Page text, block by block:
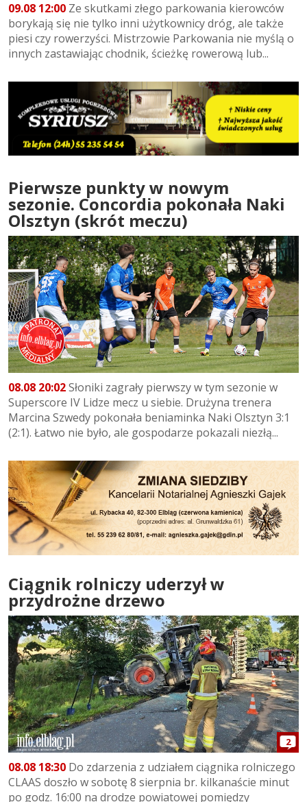
09.08 12:00 Ze skutkami złego parkowania kierowców
borykają się nie tylko inni użytkownicy dróg, ale także
piesi czy rowerzyści. Mistrzowie Parkowania nie myślą o
innych zastawiając chodnik, ścieżkę rowerową lub...
Pierwsze punkty w nowym
sezonie. Concordia pokonała Naki
Olsztyn (skrót meczu)
08.08 20:02Słoniki zagrały pierwszy w tym sezonie w
Superscore IV Lidze mecz u siebie. Drużyna trenera
Marcina Szwedy pokonała beniaminka Naki Olsztyn 3:1
(2:1). Łatwo nie było, ale gospodarze pokazali niezłą...
Ciągnik rolniczy uderzył w
przydrożne drzewo
2
08.08 18:30 Do zdarzenia z udziałem ciągnika rolniczego
CLAAS doszło w sobotę 8 sierpnia br. kilkanaście minut
po godz. 16:00 na drodze powiatowej pomiędzy